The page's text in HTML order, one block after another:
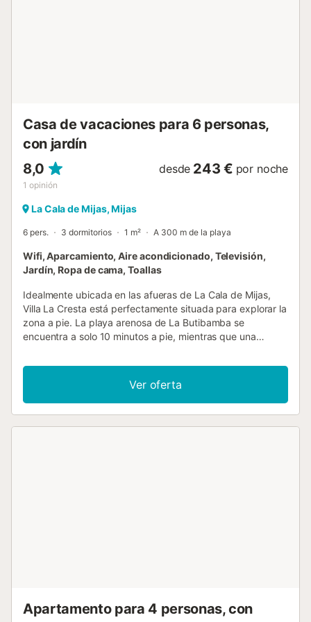
Casa de vacaciones para 6 personas,
con jardín
8,0
1 opinión
desde 243 € por noche
La Cala de Mijas, Mijas
6 pers. 3 dormitorios 1 m² A 300 m de la playa
Wifi, Aparcamiento, Aire acondicionado, Televisión,
Jardín, Ropa de cama, Toallas
Idealmente ubicada en las afueras de La Cala de Mijas,
Villa La Cresta está perfectamente situada para explorar la
zona a pie. La playa arenosa de La Butibamba se
encuentra a solo 10 minutos a pie, mientras que una
en el camino. Con un alojamiento espacioso y una soleada
terraza con piscina que disfruta de vistas lejanas al mar,
esta propiedad de 3 dormitorios es una excelente opción
para sus próximas vacaciones en villa. WiFi y aire
Ver oferta
Apartamento para 4 personas, con